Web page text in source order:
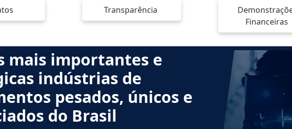
Transparência
Financeiras
mais importantes e
indústrias de
pesados, únicos e
do Brasil